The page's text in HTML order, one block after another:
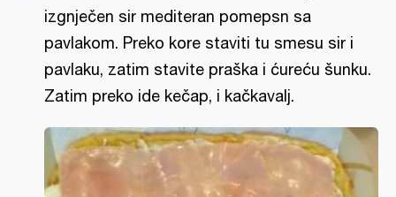
izgnječen sir mediteran pomepsn sa
pavlakom. Preko kore staviti tu smesu sir i
pavlaku, zatim stavite praška i ćureću šunku.
Zatim preko ide kečap, i kačkavalj.